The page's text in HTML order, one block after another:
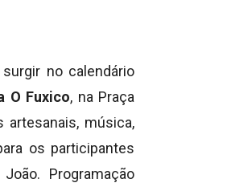
no calendário
O Fuxico, na Praça
artesanais, música,
os participantes
Programação